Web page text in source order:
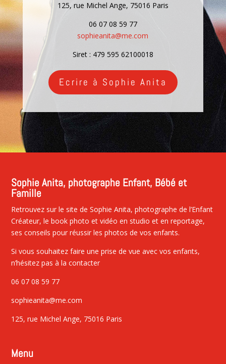
125, rue Michel Ange, 75016 Paris
06 07 08 59 77
sophieanita@me.com
Siret : 479 595 62100018
Ecrire à Sophie Anita
Sophie Anita, photographe Enfant, Bébé et
Famille
Retrouvez sur le site de Sophie Anita, photographe de l’Enfant
Créateur, le book photo et vidéo en studio et en reportage,
ses conseils pour réussir les photos de vos enfants.
Si vous souhaitez faire une prise de vue avec vos enfants,
n’hésitez pas à la contacter
06 07 08 59 77
sophieanita@me.com
125, rue Michel Ange, 75016 Paris
Menu